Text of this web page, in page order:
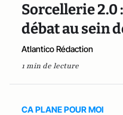
Sorcellerie
débat au sein
Atlantico Rédaction
1 min de lecture
CA PLANE POUR MOI